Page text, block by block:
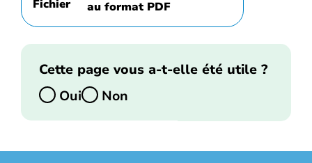
au format PDF
Cette page vous a-t-elle été utile ?
Oui
Non